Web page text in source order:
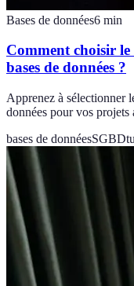
Bases de données6 min
Comment choisir le
bases de données ?
Apprenez à sélectionner
données pour vos
bases de donnéesSGBD